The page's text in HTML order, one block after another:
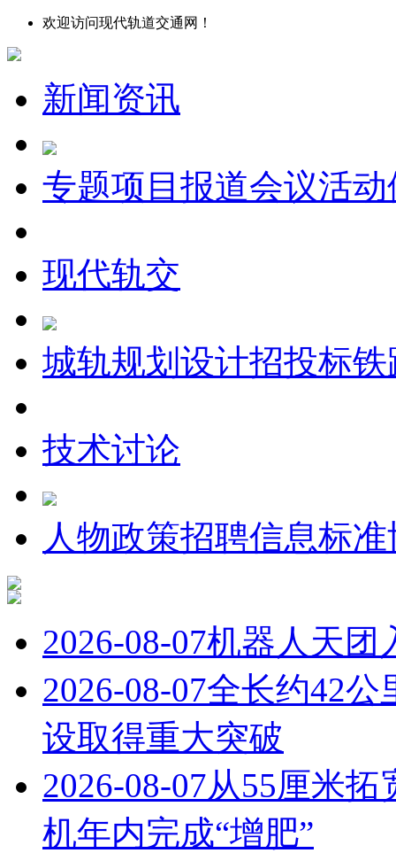
欢迎访问现代轨道交通网！
新闻资讯
专题项目报道会议活动
现代轨交
城轨规划设计招投标铁
技术讨论
人物政策招聘信息标准
2026-08-07机器人天团
2026-08-07全长约42公
设取得重大突破
2026-08-07从55厘米拓
机年内完成“增肥”